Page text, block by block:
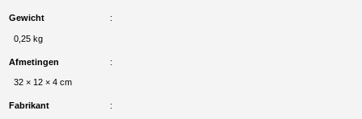
Gewicht
0,25 kg
Afmetingen
32 × 12 × 4 cm
Fabrikant